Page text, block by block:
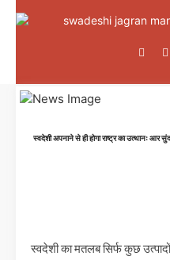
स्वदेशी अपनाने से ही होगा राष्ट्र का उत्थानः आर
स्वदेशी का मतलब सिर्फ कुछ